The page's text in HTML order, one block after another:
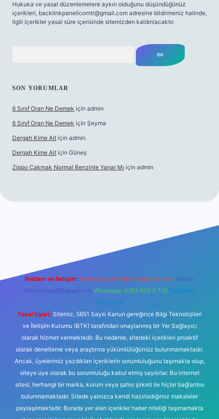
Hukuka ve yasal düzenlemelere aykırı olduğunu düşündüğünüz
içerikleri, backlinkpanelicomtr@gmail.com adresine bildirmeniz halinde,
ilgili içerikler yasal süre içerisinde sitemizden kaldırılacaktır.
SON YORUMLAR
6 Sınıf Oran Ne Demek için admin
6 Sınıf Oran Ne Demek için Şeyma
Dergah Kime Ait için admin
Dergah Kime Ait için Güneş
Zippo Çakmak Normal Benzinle Yanar Mı için admin
Reklam ve İletişim: E-mail: backlinkpaneli@gmail.com Teams:
forumhizmeti@gmail.com Whatsapp: 0262 606 0 726 Telegram:
@karabul
Yasal Uyarı: Sitemiz, 5651 Sayılı Kanun gereğince Bilgi Teknolojileri
ve İletişim Kurumu (BTK) tarafından onaylanmış bir Yer Sağlayıcı
olarak hizmet vermektedir. Bu nedenle, sitedeki içerikleri proaktif
olarak denetleme veya araştırma yükümlülüğümüz bulunmamaktadır.
Ancak, üyelerimiz yazdıkları içeriklerin sorumluluğunu taşımakta olup,
siteye üye olarak bu sorumluluğu kabul etmiş sayılırlar. Bu internet
sitesi, herhangi bir marka, kurum veya şahıs şirketi ile hiçbir bağlantısı
bulunmamaktadır. Sitede yalnızca kendi hazırladığımız makaleler
paylaşılmaktadır. Burada yer alan içerikler haber niteliği taşımamakta